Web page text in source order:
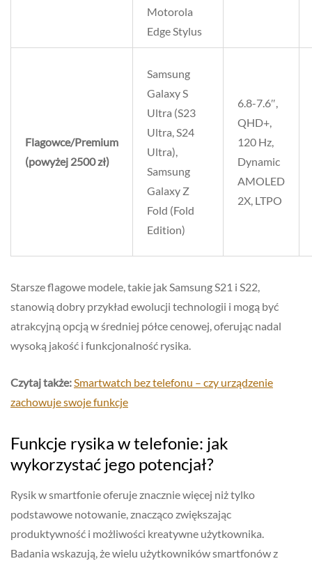
Motorola
Edge Stylus
Flagowce/Premium
(powyżej 2500 zł)
Samsung
Galaxy S
Ultra (S23
Ultra, S24
Ultra),
Samsung
Galaxy Z
Fold (Fold
Edition)
6.8-7.6″,
QHD+,
120 Hz,
Dynamic
AMOLED
2X, LTPO
Starsze flagowe modele, takie jak Samsung S21 i S22,
stanowią dobry przykład ewolucji technologii i mogą być
atrakcyjną opcją w średniej półce cenowej, oferując nadal
wysoką jakość i funkcjonalność rysika.
Czytaj także:Smartwatch bez telefonu – czy urządzenie
zachowuje swoje funkcje
Funkcje rysika w telefonie: jak
wykorzystać jego potencjał?
Rysik w smartfonie oferuje znacznie więcej niż tylko
podstawowe notowanie, znacząco zwiększając
produktywność i możliwości kreatywne użytkownika.
Badania wskazują, że wielu użytkowników smartfonów z